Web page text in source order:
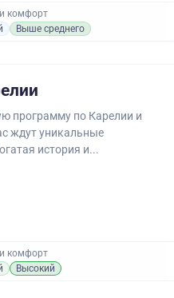
комфорт
Выше среднего
программу по Карелии и
ждут уникальные
история и...
комфорт
Высокий